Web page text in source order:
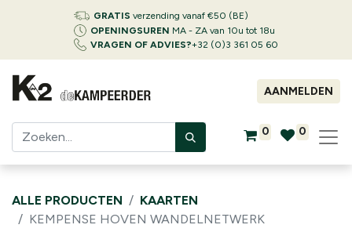
GRATIS verzending vanaf €50 (BE)
OPENINGSUREN MA - ZA van 10u tot 18u
VRAGEN OF ADVIES?+32 (0)3 361 05 60
AANMELDEN
0 0
ALLE PRODUCTEN
KAARTEN
KEMPENSE HOVEN WANDELNETWERK